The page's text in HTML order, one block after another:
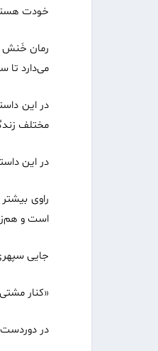
خودت
رمان خَنش
می‌دارد تا
در این
مختلف
در این
راوی
است و
جایی
«کنار
در